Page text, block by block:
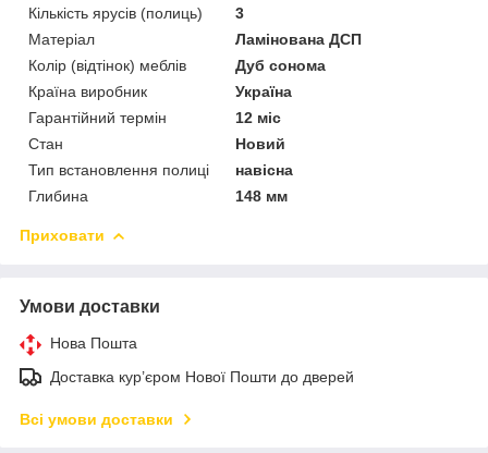
Кількість ярусів (полиць)
3
Матеріал
Ламінована ДСП
Колір (відтінок) меблів
Дуб сонома
Країна виробник
Україна
Гарантійний термін
12 міс
Стан
Новий
Тип встановлення полиці
навісна
Глибина
148 мм
Приховати
Умови доставки
Нова Пошта
Доставка кур’єром Нової Пошти до дверей
Всі умови доставки